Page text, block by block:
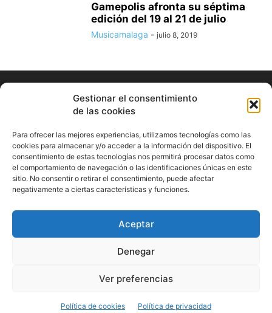
Gestionar el consentimiento
de las cookies
Para ofrecer las mejores experiencias, utilizamos tecnologías como las
cookies para almacenar y/o acceder a la información del dispositivo. El
consentimiento de estas tecnologías nos permitirá procesar datos como
el comportamiento de navegación o las identificaciones únicas en este
sitio. No consentir o retirar el consentimiento, puede afectar
negativamente a ciertas características y funciones.
Aceptar
Denegar
Ver preferencias
Política de cookies Política de privacidad
Gamepolis afronta su séptima
edición del 19 al 21 de julio
Musicamalaga - julio 8, 2019
ABOUT US
Información Cultural de Málaga y otros de interés general
Contact us:musicamalaga55@gmail.com
FOLLOW US
© Musicamalaga